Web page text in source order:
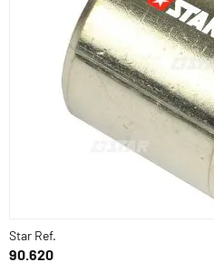
Star Ref.
90.620